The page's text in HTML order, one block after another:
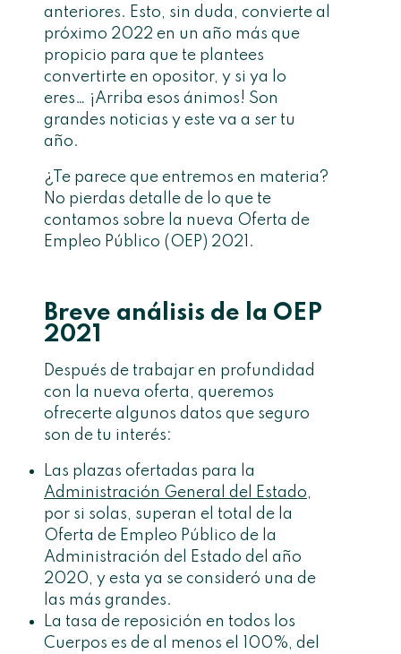
anteriores. Esto, sin duda, convierte al
próximo 2022 en un año más que
propicio para que te plantees
convertirte en opositor, y si ya lo
eres… ¡Arriba esos ánimos! Son
grandes noticias y este va a ser tu
año.
¿Te parece que entremos en materia?
No pierdas detalle de lo que te
contamos sobre la nueva Oferta de
Empleo Público (OEP) 2021.
Breve análisis de la OEP
2021
Después de trabajar en profundidad
con la nueva oferta, queremos
ofrecerte algunos datos que seguro
son de tu interés:
Las plazas ofertadas para la
Administración General del Estado,
por si solas, superan el total de la
Oferta de Empleo Público de la
Administración del Estado del año
2020, y esta ya se consideró una de
las más grandes.
La tasa de reposición en todos los
Cuerpos es de al menos el 100%, del